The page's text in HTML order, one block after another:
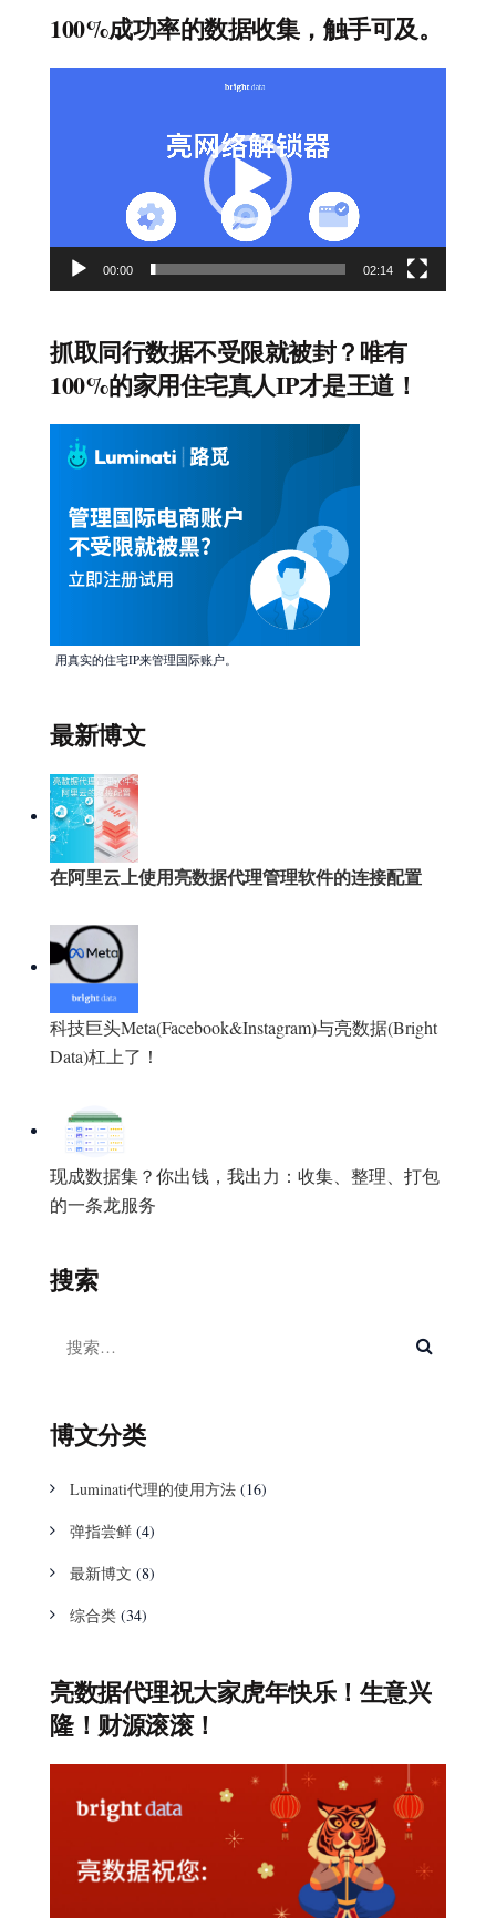
100%成功率的数据收集，触手可及。
00:00 02:14
抓取同行数据不受限就被封？唯有
100%的家用住宅真人IP才是王道！
用真实的住宅IP来管理国际账户。
最新博文
在阿里云上使用亮数据代理管理软件的连接配置
科技巨头Meta(Facebook&Instagram)与亮数据(Bright
Data)杠上了！
现成数据集？你出钱，我出力：收集、整理、打包
的一条龙服务
搜索
博文分类
Luminati代理的使用方法 (16)
弹指尝鲜 (4)
最新博文 (8)
综合类 (34)
亮数据代理祝大家虎年快乐！生意兴
隆！财源滚滚！